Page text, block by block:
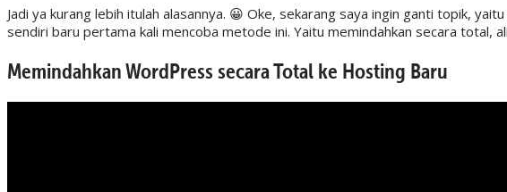
Jadi ya kurang lebih itulah alasannya. 😀 Oke, sekarang saya ingin ganti topik,
sendiri baru pertama kali mencoba metode ini. Yaitu memindahkan secara total,
Memindahkan WordPress secara Total ke Hosting Baru